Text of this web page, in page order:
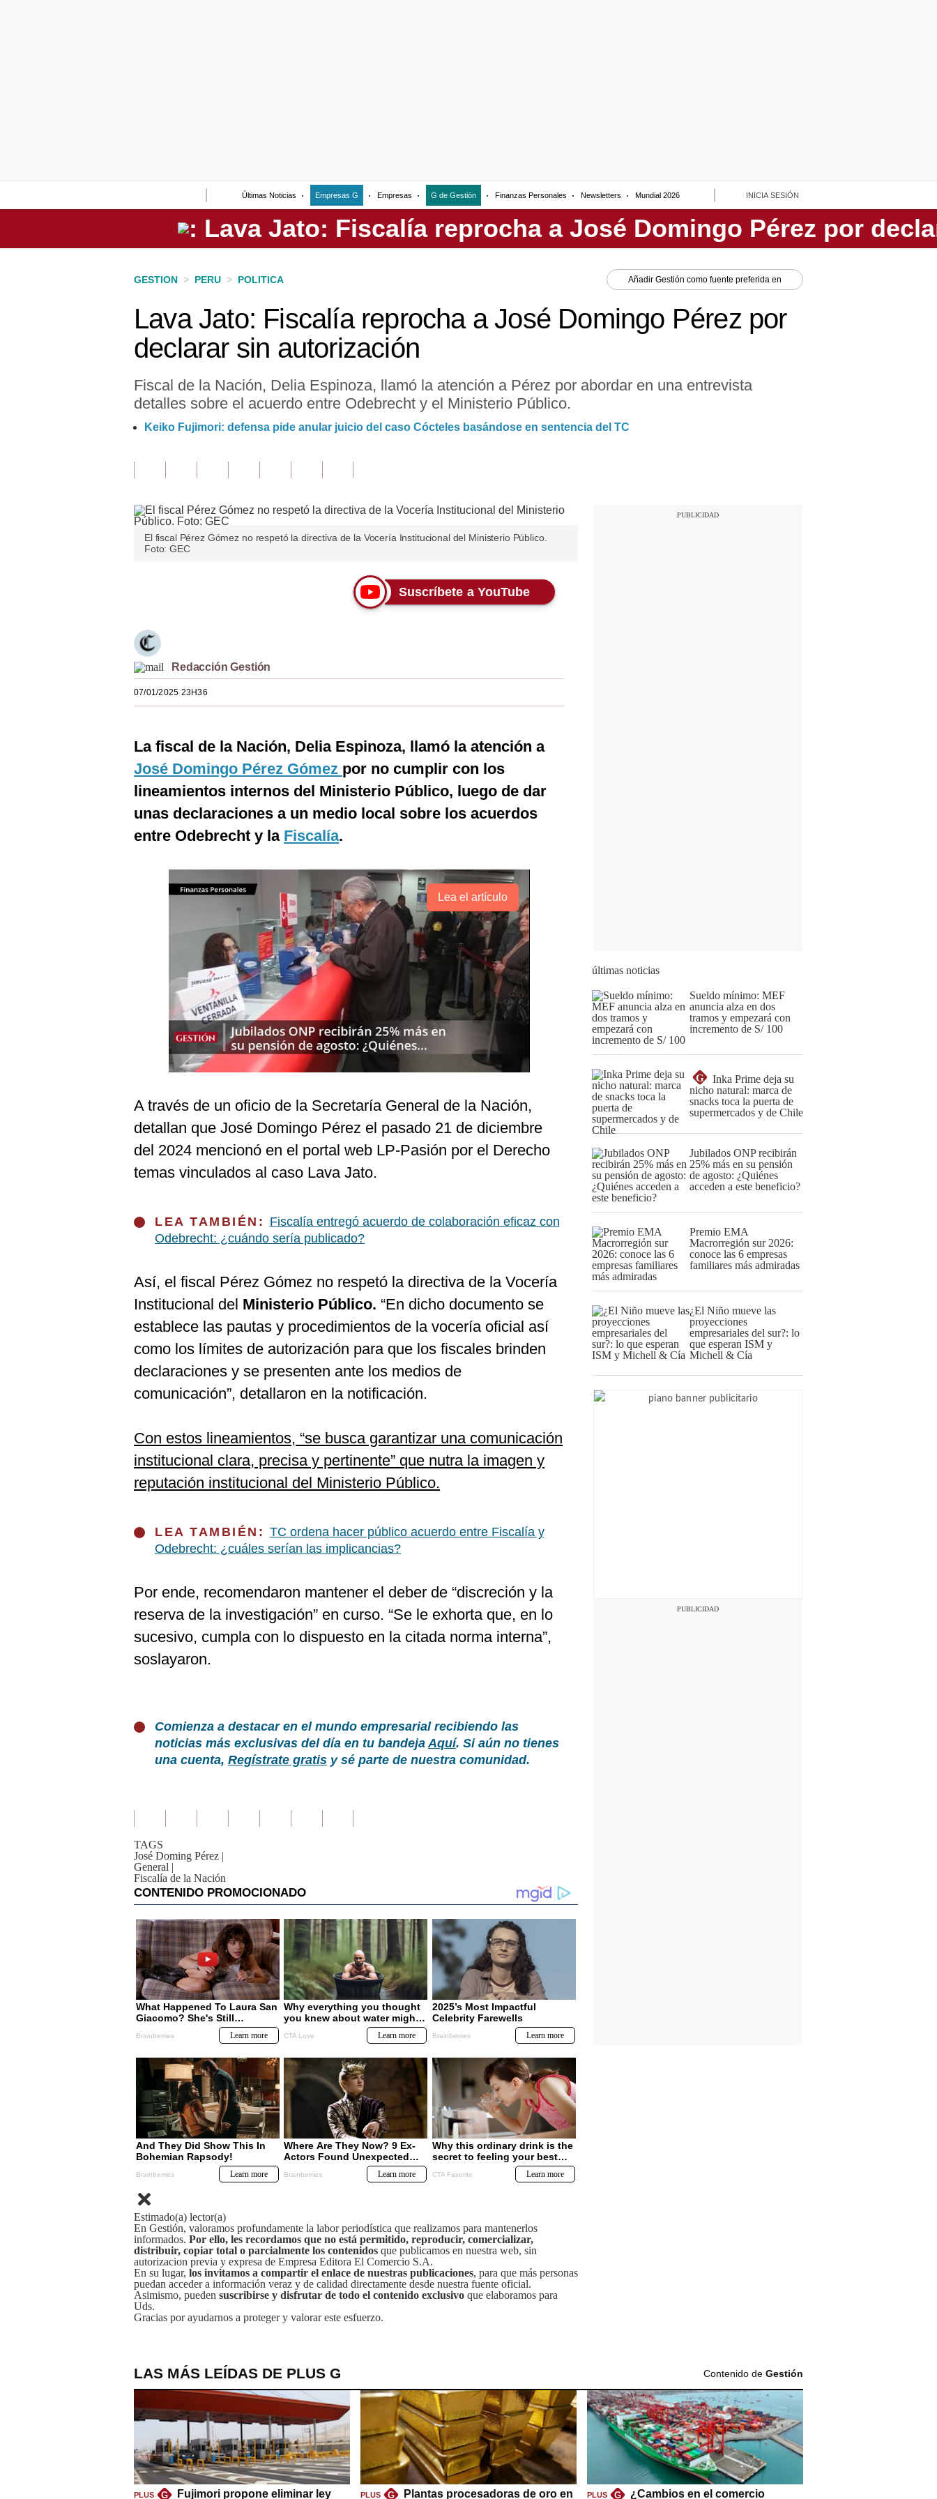
Últimas Noticias Empresas G Empresas G de Gestión Finanzas Personales Newsletters Mundial 2026 INICIA SESIÓN
Perú
GESTION > PERU > POLITICA Añadir Gestión como fuente preferida en
Lava Jato: Fiscalía reprocha a José Domingo Pérez por
declarar sin autorización
Fiscal de la Nación, Delia Espinoza, llamó la atención a Pérez por abordar en una entrevista
detalles sobre el acuerdo entre Odebrecht y el Ministerio Público.
Keiko Fujimori: defensa pide anular juicio del caso Cócteles basándose en sentencia del TC
El fiscal Pérez Gómez no respetó la directiva de la Vocería Institucional del Ministerio Público.
Foto: GEC
Suscríbete a YouTube
Redacción Gestión
07/01/2025 23H36
La fiscal de la Nación, Delia Espinoza, llamó la atención a
José Domingo Pérez Gómez por no cumplir con los
lineamientos internos del Ministerio Público, luego de dar
unas declaraciones a un medio local sobre los acuerdos
entre Odebrecht y la Fiscalía.
Lea el artículo
A través de un oficio de la Secretaría General de la Nación,
detallan que José Domingo Pérez el pasado 21 de diciembre
del 2024 mencionó en el portal web LP-Pasión por el Derecho
temas vinculados al caso Lava Jato.
LEA TAMBIÉN: Fiscalía entregó acuerdo de colaboración eficaz con
Odebrecht: ¿cuándo sería publicado?
Así, el fiscal Pérez Gómez no respetó la directiva de la Vocería
Institucional del Ministerio Público. “En dicho documento se
establece las pautas y procedimientos de la vocería oficial así
como los límites de autorización para que los fiscales brinden
declaraciones y se presenten ante los medios de
comunicación”, detallaron en la notificación.
Con estos lineamientos, “se busca garantizar una comunicación
institucional clara, precisa y pertinente” que nutra la imagen y
reputación institucional del Ministerio Público.
LEA TAMBIÉN: TC ordena hacer público acuerdo entre Fiscalía y
Odebrecht: ¿cuáles serían las implicancias?
Por ende, recomendaron mantener el deber de “discreción y la
reserva de la investigación” en curso. “Se le exhorta que, en lo
sucesivo, cumpla con lo dispuesto en la citada norma interna”,
soslayaron.
Comienza a destacar en el mundo empresarial recibiendo las
noticias más exclusivas del día en tu bandejaAquí. Si aún no tienes
una cuenta, Regístrate gratis y sé parte de nuestra comunidad.
TAGS
José Doming Pérez |
General |
Fiscalía de la Nación
Estimado(a) lector(a)
En Gestión, valoramos profundamente la labor periodística que realizamos para mantenerlos
informados. Por ello, les recordamos que no está permitido, reproducir, comercializar,
distribuir, copiar total o parcialmente los contenidos que publicamos en nuestra web, sin
autorizacion previa y expresa de Empresa Editora El Comercio S.A.
En su lugar, los invitamos a compartir el enlace de nuestras publicaciones, para que más personas
puedan acceder a información veraz y de calidad directamente desde nuestra fuente oficial.
Asimismo, pueden suscribirse y disfrutar de todo el contenido exclusivo que elaboramos para
Uds.
Gracias por ayudarnos a proteger y valorar este esfuerzo.
últimas noticias
Sueldo mínimo: MEF
anuncia alza en dos
tramos y empezará con
incremento de S/ 100
G
Inka Prime deja su
nicho natural: marca de
snacks toca la puerta de
supermercados y de Chile
Jubilados ONP recibirán
25% más en su pensión
de agosto: ¿Quiénes
acceden a este beneficio?
Premio EMA
Macrorregión sur 2026:
conoce las 6 empresas
familiares más admiradas
¿El Niño mueve las
proyecciones
empresariales del sur?: lo
que esperan ISM y
Michell & Cía
LAS MÁS LEÍDAS DE PLUS G Contenido de Gestión
PLUS G Fujimori propone eliminar ley PLUS G Plantas procesadoras de oro en PLUS G ¿Cambios en el comercio